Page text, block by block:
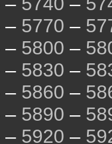
– 5770 –
– 5800 –
– 5830 –
– 5860 –
– 5890 –
– 5920 –